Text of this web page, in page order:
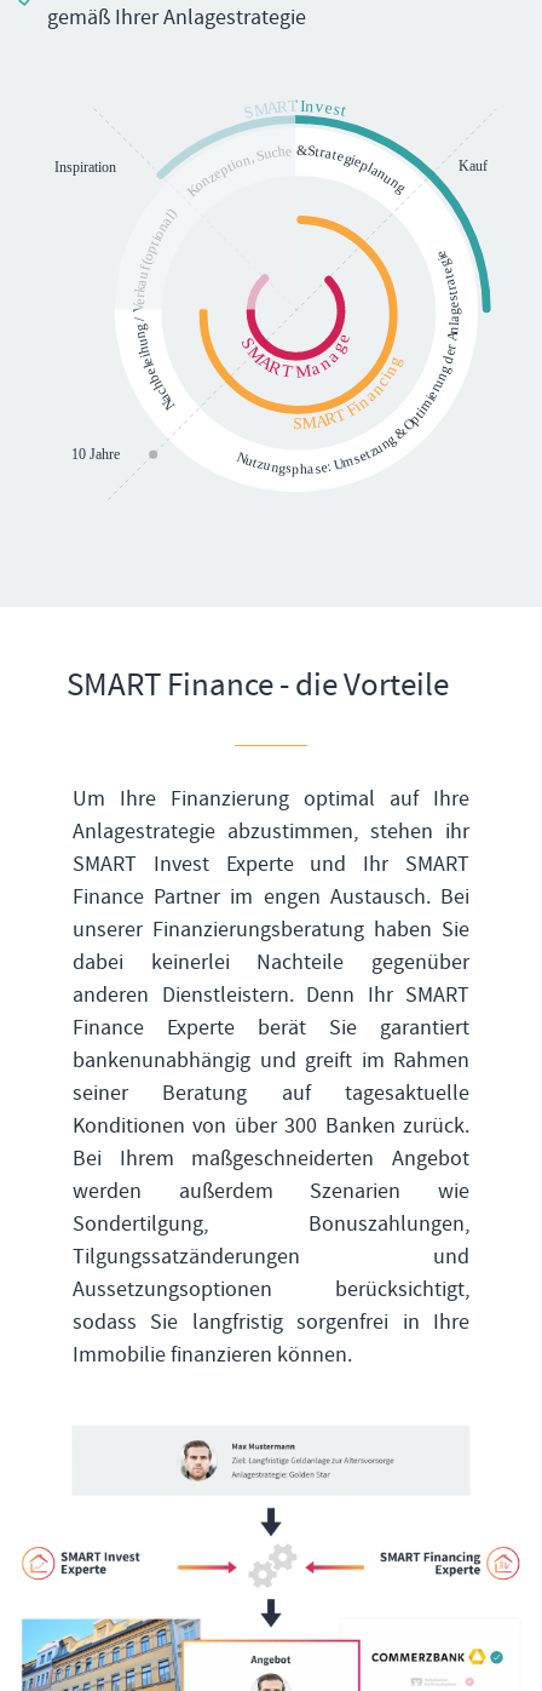
gemäß Ihrer Anlagestrategie
SMART Finance - die Vorteile
Um Ihre Finanzierung optimal auf Ihre
Anlagestrategie abzustimmen, stehen ihr
SMART Invest Experte und Ihr SMART
Finance Partner im engen Austausch. Bei
unserer Finanzierungsberatung haben Sie
dabei keinerlei Nachteile gegenüber
anderen Dienstleistern. Denn Ihr SMART
Finance Experte berät Sie garantiert
bankenunabhängig und greift im Rahmen
seiner Beratung auf tagesaktuelle
Konditionen von über 300 Banken zurück.
Bei Ihrem maßgeschneiderten Angebot
werden außerdem Szenarien wie
Sondertilgung, Bonuszahlungen,
Tilgungssatzänderungen und
Aussetzungsoptionen berücksichtigt,
sodass Sie langfristig sorgenfrei in Ihre
Immobilie finanzieren können.